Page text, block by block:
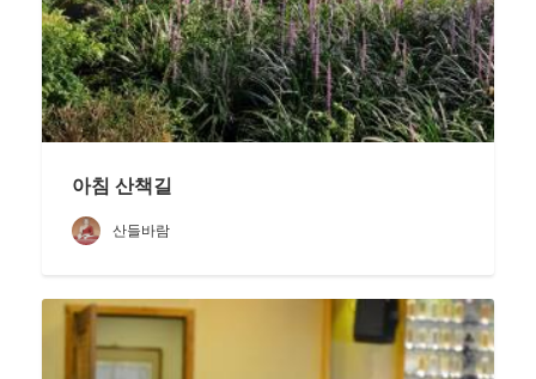
아침 산책길
산들바람